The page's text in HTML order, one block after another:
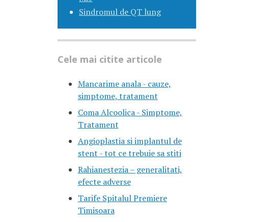
Sindromul de QT lung
Cele mai citite articole
Mancarime anala - cauze,
simptome, tratament
Coma Alcoolica - Simptome,
Tratament
Angioplastia si implantul de
stent - tot ce trebuie sa stiti
Rahianestezia – generalitati,
efecte adverse
Tarife Spitalul Premiere
Timisoara